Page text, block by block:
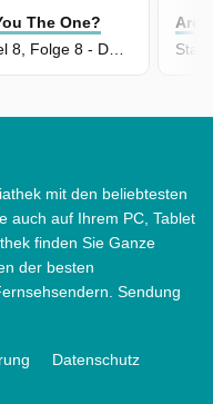
The One?
Staffel 8, Folge 8 - Das ist Mist und es knallt
Are
mit den beliebtesten
auch auf Ihrem PC, Tablet
finden Sie Ganze
der besten
Sendung
Datenschutz